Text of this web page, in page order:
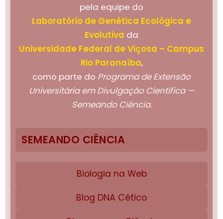
pela equipe do
Laboratório de Genética Ecológica e
Evolutiva da
Universidade Federal de Viçosa – Campus
Rio Paranaíba,
como parte do Programa de Extensão
Universitária em Divulgação Científica —
Semeando Ciência.
SEMEANDO CIÊNCIA
Biologia na Web
Blog DNA Cético